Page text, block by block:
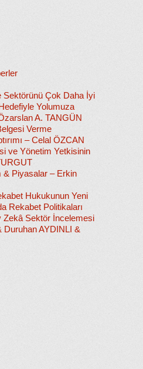
Sektörünü Çok Daha İyi
Yolumuza
A. TANGÜN
Verme
– Celal ÖZCAN
ve Yönetim Yetkisinin
& Piyasalar – Erkin
Hukukunun Yeni
Rekabet Politikaları
Zekâ Sektör İncelemesi
AYDINLI &